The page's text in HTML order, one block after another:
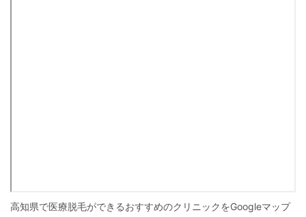
高知県で医療脱毛ができるおすすめのクリニックをGoogleマップ